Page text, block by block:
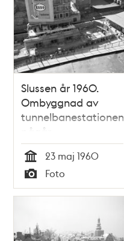
Slussen år 1960.
Ombyggnad av
tunnelbanestationen
pågår.
Tid
23 maj 1960
Typ
Foto